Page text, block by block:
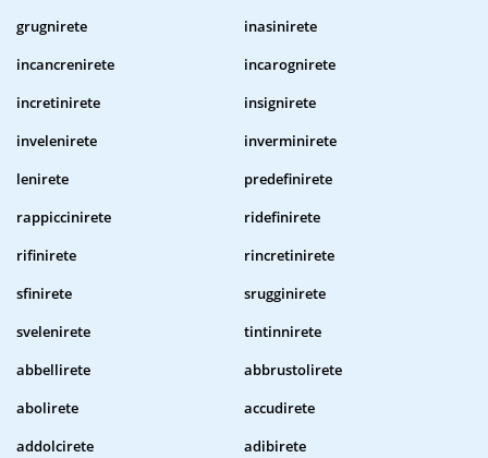
grugnirete
inasinirete
incancrenirete
incarognirete
incretinirete
insignirete
invelenirete
inverminirete
lenirete
predefinirete
rappiccinirete
ridefinirete
rifinirete
rincretinirete
sfinirete
srugginirete
svelenirete
tintinnirete
abbellirete
abbrustolirete
abolirete
accudirete
addolcirete
adibirete